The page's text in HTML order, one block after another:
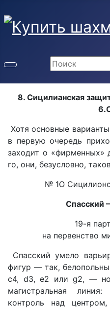
8. Сицилианская
Хотя основные
в пер­вую очередь
заходит о
го, они, безусловно,
№ 1О
Спасский
19-я
на первенство
Спасский умело
фигур — так,
с4, d3, е2 или g2, — но
магистральная
контроль над